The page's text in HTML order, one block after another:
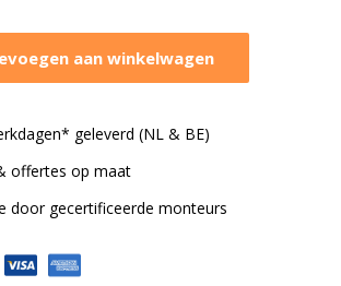
aan winkelwagen
geleverd (NL & BE)
offertes op maat
door gecertificeerde monteurs